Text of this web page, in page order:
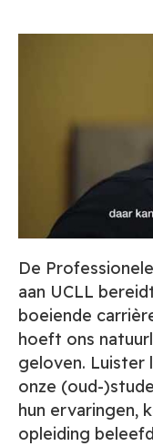
De
aan UCLL
boeiende
hoeft ons
geloven. Luister
onze (oud-
hun ervaringen,
opleiding